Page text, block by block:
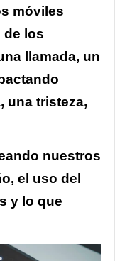
móviles
de los
llamada, un
una tristeza,
nuestros
el uso del
y lo que